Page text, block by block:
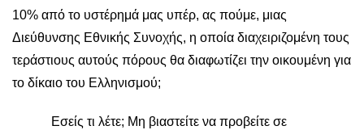
10% από το υστέρημά μας υπέρ, ας πούμε, μιας
Διεύθυνσης Εθνικής Συνοχής, η οποία διαχειριζομένη τους
τεράστιους αυτούς πόρους θα διαφωτίζει την οικουμένη για
το δίκαιο του Ελληνισμού;
Εσείς τι λέτε; Μη βιαστείτε να προβείτε σε